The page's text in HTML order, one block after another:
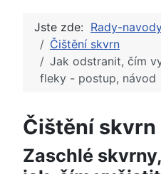
Jste zde: Rady-
Čištění skvrn
Jak odstranit, čím
fleky - postup, návod
Čištění skvrn
Zaschlé